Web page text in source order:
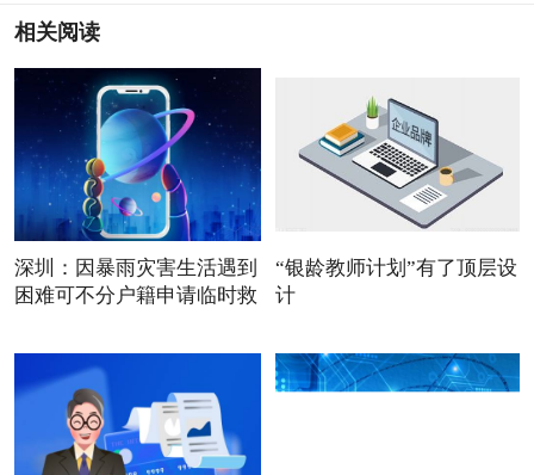
相关阅读
深圳：因暴雨灾害生活遇到
困难可不分户籍申请临时救
“银龄教师计划”有了顶层设
计